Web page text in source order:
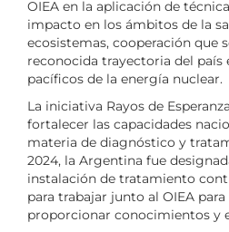
OIEA en la aplicación de
impacto en los ámbitos de la
ecosistemas, cooperación que
reconocida trayectoria del país
pacíficos de la energía nuclear.
La iniciativa Rayos de
fortalecer las capacidades
materia de diagnóstico y
2024, la Argentina fue
instalación de tratamiento
para trabajar junto al OIEA
proporcionar conocimientos y